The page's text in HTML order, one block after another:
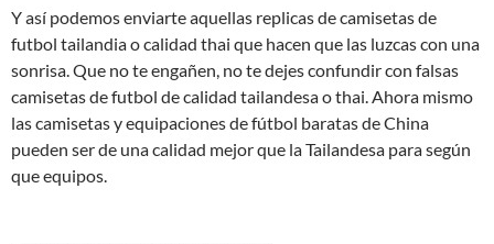
Y así podemos enviarte aquellas replicas de camisetas de
futbol tailandia o calidad thai que hacen que las luzcas con una
sonrisa. Que no te engañen, no te dejes confundir con falsas
camisetas de futbol de calidad tailandesa o thai. Ahora mismo
las camisetas y equipaciones de fútbol baratas de China
pueden ser de una calidad mejor que la Tailandesa para según
que equipos.